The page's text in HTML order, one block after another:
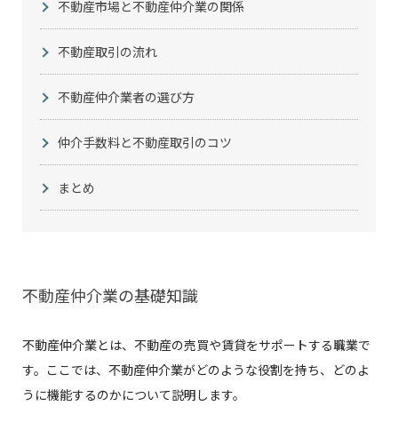
不動産市場と不動産仲介業の関係
不動産取引の流れ
不動産仲介業者の選び方
仲介手数料と不動産取引のコツ
まとめ
不動産仲介業の基礎知識
不動産仲介業とは、不動産の売買や賃貸をサポートする職業で
す。ここでは、不動産仲介業がどのような役割を持ち、どのよ
うに機能するのかについて説明します。